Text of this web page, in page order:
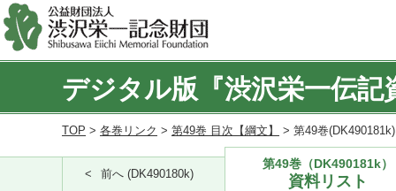
デジタル版『渋沢栄一伝記
TOP > 各巻リンク > 第49巻 目次【綱文】 > 第49巻
前へ (DK490180k)
第49巻（DK490181k）
資料リスト